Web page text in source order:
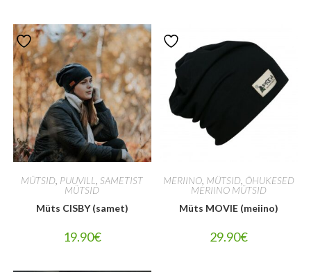
MÜTSID PUUVILL ,SAMETIST
MÜTSID
Müts CISBY (samet)
19.90€
MERIINO MÜTSID ÕHUKESED
MERIINO MÜTSID
Müts MOVIE (meiino)
29.90€